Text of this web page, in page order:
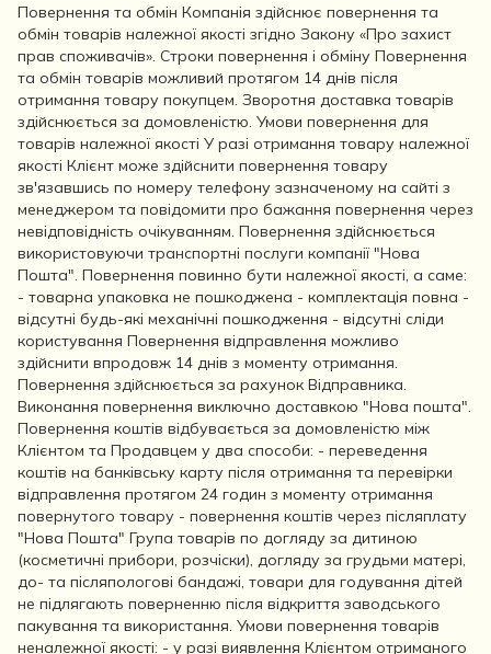
Повернення та обмін Компанія здійснює повернення та
обмін товарів належної якості згідно Закону «Про захист
прав споживачів». Строки повернення і обміну Повернення
та обмін товарів можливий протягом 14 днів після
отримання товару покупцем. Зворотня доставка товарів
здійснюється за домовленістю. Умови повернення для
товарів належної якості У разі отримання товару належної
якості Клієнт може здійснити повернення товару
зв'язавшись по номеру телефону зазначеному на сайті з
менеджером та повідомити про бажання повернення через
невідповідність очікуванням. Повернення здійснюється
використовуючи транспортні послуги компанії "Нова
Пошта". Повернення повинно бути належної якості, а саме:
- товарна упаковка не пошкоджена - комплектація повна -
відсутні будь-які механічні пошкодження - відсутні сліди
користування Повернення відправлення можливо
здійснити впродовж 14 днів з моменту отримання.
Повернення здійснюється за рахунок Відправника.
Виконання повернення виключно доставкою "Нова пошта".
Повернення коштів відбувається за домовленістю між
Клієнтом та Продавцем у два способи: - переведення
коштів на банківську карту після отримання та перевірки
відправлення протягом 24 годин з моменту отримання
повернутого товару - повернення коштів через післяплату
"Нова Пошта" Група товарів по догляду за дитиною
(косметичні прибори, розчіски), догляду за грудьми матері,
до- та післяпологові бандажі, товари для годування дітей
не підлягають поверненню після відкриття заводського
пакування та використання. Умови повернення товарів
неналежної якості: - у разі виявлення Клієнтом отриманого